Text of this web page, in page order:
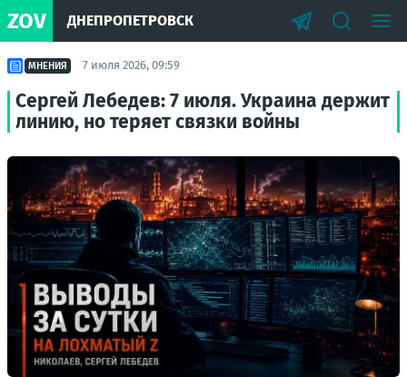
ZOV ДНЕПРОПЕТРОВСК
МНЕНИЯ 7 июля 2026, 09:59
Сергей Лебедев: 7 июля. Украина держит
линию, но теряет связки войны